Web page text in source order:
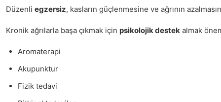
Düzenli egzersiz, kasların güçlenmesine ve ağrının
Kronik ağrılarla başa çıkmak için psikolojik destek almak
Aromaterapi
Akupunktur
Fizik tedavi